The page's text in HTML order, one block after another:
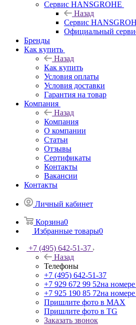
Сервис HANSGROHE
Назад
Сервис
Официальный
Бренды
Как купить
Назад
Как купить
Условия оплаты
Условия доставки
Гарантия на товар
Компания
Назад
Компания
О компании
Статьи
Отзывы
Сертификаты
Контакты
Вакансии
Контакты
Личный кабинет
Корзина0
Избранные товары0
+7 (495) 642-51-37
Назад
Телефоны
+7 (495) 642-51-37
+7 929 672 99 52на номере
+7 925 190 85 72на номере
Пришлите фото в MAX
Пришлите фото в TG
Заказать звонок